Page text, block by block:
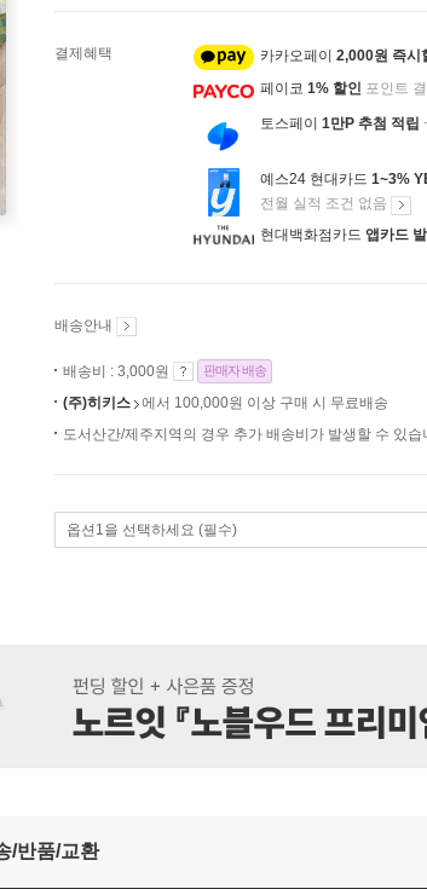
결제혜택 카카오페이 2,000원 즉시
페이코 1% 할인 포인트
토스페이 1만P 추첨 적립
예스24 현대카드 1~3%
전월 실적 조건 없음
현대백화점카드 앱카드
배송안내
배송비 : 3,000원 판매자 배송
(주)히키스
에서 100,000원 이상 구매 시 무료배송
도서산간/제주지역의 경우 추가 배송비가 발생할 수 있습
옵션1을 선택하세요 (필수)
트 선물
/반품/교환